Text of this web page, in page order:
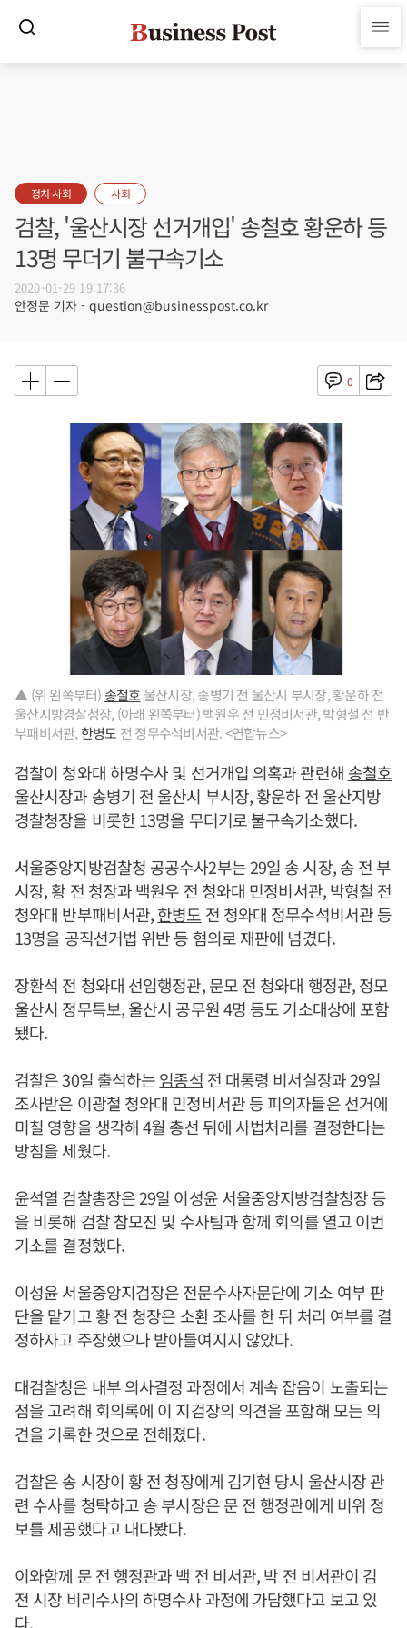
정치·사회 사회
검찰, '울산시장 선거개입' 송철호 황운하 등
13명 무더기 불구속기소
2020-01-29 19:17:36
안정문 기자 - question@businesspost.co.kr
0
▲ (위 왼쪽부터)송철호 울산시장, 송병기 전 울산시 부시장, 황운하 전
울산지방경찰청장, (아래 왼쪽부터) 백원우 전 민정비서관, 박형철 전 반
부패비서관,한병도 전 정무수석비서관. <연합뉴스>
검찰이 청와대 하명수사 및 선거개입 의혹과 관련해 송철호
울산시장과 송병기 전 울산시 부시장, 황운하 전 울산지방
경찰청장을 비롯한 13명을 무더기로 불구속기소했다.
서울중앙지방검찰청 공공수사2부는 29일 송 시장, 송 전 부
시장, 황 전 청장과 백원우 전 청와대 민정비서관, 박형철 전
청와대 반부패비서관,한병도 전 청와대 정무수석비서관 등
13명을 공직선거법 위반 등 혐의로 재판에 넘겼다.
장환석 전 청와대 선임행정관, 문모 전 청와대 행정관, 정모
울산시 정무특보, 울산시 공무원 4명 등도 기소대상에 포함
됐다.
검찰은 30일 출석하는임종석 전 대통령 비서실장과 29일
조사받은 이광철 청와대 민정비서관 등 피의자들은 선거에
미칠 영향을 생각해 4월 총선 뒤에 사법처리를 결정한다는
방침을 세웠다.
윤석열 검찰총장은 29일 이성윤 서울중앙지방검찰청장 등
을 비롯해 검찰 참모진 및 수사팀과 함께 회의를 열고 이번
기소를 결정했다.
이성윤 서울중앙지검장은 전문수사자문단에 기소 여부 판
단을 맡기고 황 전 청장은 소환 조사를 한 뒤 처리 여부를 결
정하자고 주장했으나 받아들여지지 않았다.
대검찰청은 내부 의사결정 과정에서 계속 잡음이 노출되는
점을 고려해 회의록에 이 지검장의 의견을 포함해 모든 의
견을 기록한 것으로 전해졌다.
검찰은 송 시장이 황 전 청장에게 김기현 당시 울산시장 관
련 수사를 청탁하고 송 부시장은 문 전 행정관에게 비위 정
보를 제공했다고 내다봤다.
이와함께 문 전 행정관과 백 전 비서관, 박 전 비서관이 김
전 시장 비리수사의 하명수사 과정에 가담했다고 보고 있
다.